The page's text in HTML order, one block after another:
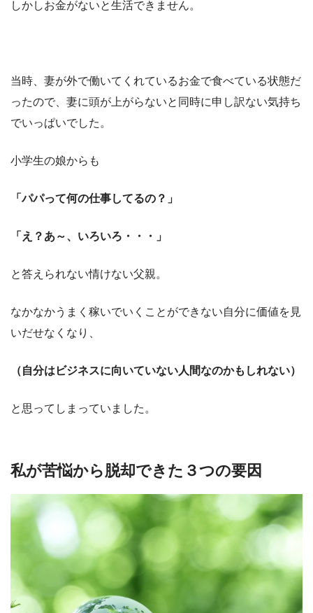
しかしお金がないと生活できません。
当時、妻が外で働いてくれているお金で食べている状態だ
ったので、妻に頭が上がらないと同時に申し訳ない気持ち
でいっぱいでした。
小学生の娘からも
「パパって何の仕事してるの？」
「え？あ～、いろいろ・・・」
と答えられない情けない父親。
なかなかうまく稼いでいくことができない自分に価値を見
いだせなくなり、
（自分はビジネスに向いていない人間なのかもしれない）
と思ってしまっていました。
私が苦悩から脱却できた３つの要因